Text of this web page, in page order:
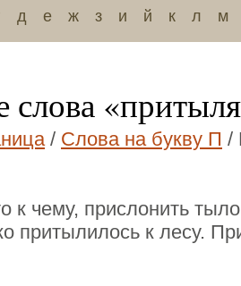
д е ж з и й к л м
слова
/ Слова на букву П /
к чему, прислонить
притылилось к лесу.